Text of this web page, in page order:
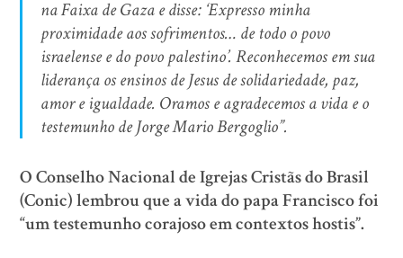
na Faixa de Gaza e disse: ‘Expresso minha
proximidade aos sofrimentos… de todo o povo
israelense e do povo palestino’. Reconhecemos em sua
liderança os ensinos de Jesus de solidariedade, paz,
amor e igualdade. Oramos e agradecemos a vida e o
testemunho de Jorge Mario Bergoglio”.
O Conselho Nacional de Igrejas Cristãs do Brasil
(Conic) lembrou que a vida do papa Francisco foi
“um testemunho corajoso em contextos hostis”.